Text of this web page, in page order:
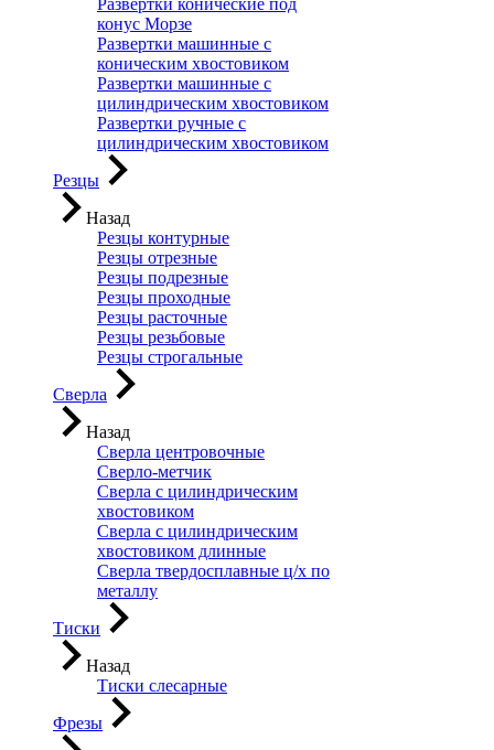
Развертки конические под
конус Морзе
Развертки машинные с
коническим хвостовиком
Развертки машинные с
цилиндрическим хвостовиком
Развертки ручные с
цилиндрическим хвостовиком
Резцы
Назад
Резцы контурные
Резцы отрезные
Резцы подрезные
Резцы проходные
Резцы расточные
Резцы резьбовые
Резцы строгальные
Сверла
Назад
Сверла центровочные
Сверло-метчик
Сверла с цилиндрическим
хвостовиком
Сверла с цилиндрическим
хвостовиком длинные
Сверла твердосплавные ц/х по
металлу
Тиски
Назад
Тиски слесарные
Фрезы